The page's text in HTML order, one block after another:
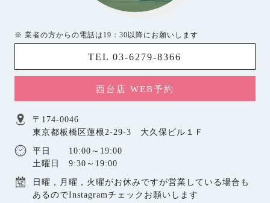
※ 業者の方からの電話は19：30以降にお願いします
TEL 03-6279-8366
西台店 WEB予約
〒174-0046
東京都板橋区蓮根2-29-3 大久保ビル１Ｆ
平日 10:00～19:00
土曜日 9:30～19:00
日曜，月曜，火曜がお休みですが営業している場合も
あるのでInstagramチェックお願いします